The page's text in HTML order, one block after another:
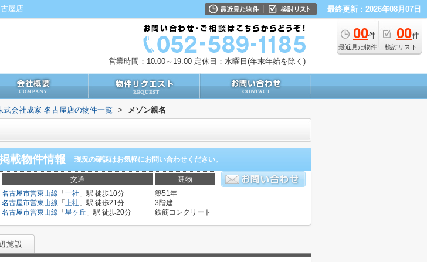
屋店 最終更新：2026年08月07日
00件
最近見た物件
00件
検討リスト
営業時間：10:00～19:00 定休日：水曜日(年末年始を除く)
式会社成家 名古屋店の物件一覧 > メゾン親名
載物件情報 現況の確認はお気軽にお問い合わせください。
交通 建物
名古屋市営東山線 「 一社 」駅 徒歩10分
名古屋市営東山線 「 上社 」駅 徒歩21分
名古屋市営東山線 「 星ヶ丘 」駅 徒歩20分
築51年
3階建
鉄筋コンクリート
施設